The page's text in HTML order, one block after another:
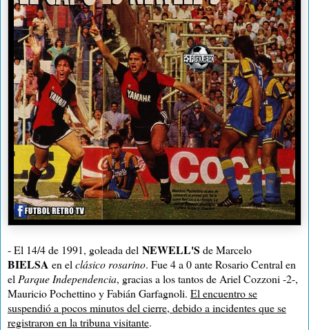
- El 14/4 de 1991, goleada del NEWELL'S de Marcelo
BIELSA en el clásico rosarino. Fue 4 a 0 ante Rosario Central en
el Parque Independencia, gracias a los tantos de Ariel Cozzoni -2-,
Mauricio Pochettino y Fabián Garfagnoli. El encuentro se
suspendió a pocos minutos del cierre, debido a incidentes que se
registraron en la tribuna visitante.